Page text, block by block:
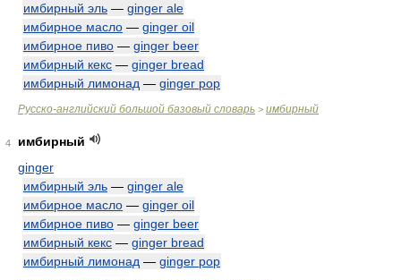
имбирный эль — ginger ale
имбирное масло — ginger oil
имбирное пиво — ginger beer
имбирный кекс — ginger bread
имбирный лимонад — ginger pop
Русско-английский большой базовый словарь > имбирный
4
имбирный
ginger
имбирный эль — ginger ale
имбирное масло — ginger oil
имбирное пиво — ginger beer
имбирный кекс — ginger bread
имбирный лимонад — ginger pop